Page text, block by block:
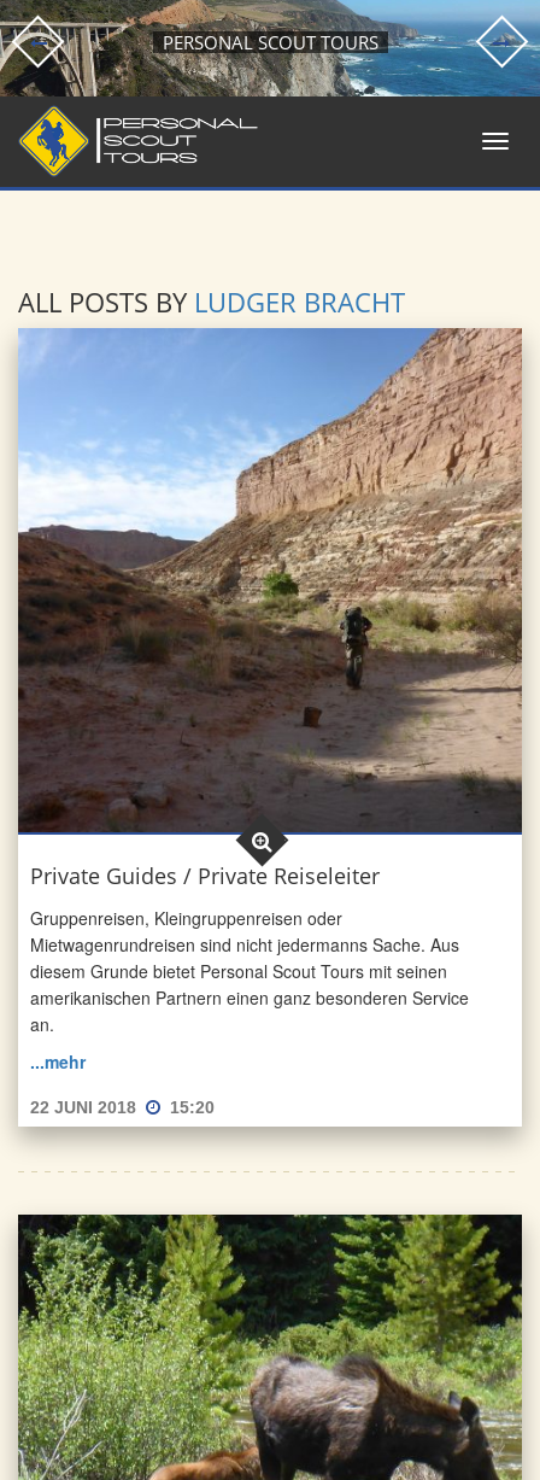
PERSONAL SCOUT TOURS
ALL POSTS BY LUDGER BRACHT
Private Guides / Private Reiseleiter
Gruppenreisen, Kleingruppenreisen oder
Mietwagenrundreisen sind nicht jedermanns Sache. Aus
diesem Grunde bietet Personal Scout Tours mit seinen
amerikanischen Partnern einen ganz besonderen Service
an.
...mehr
22 JUNI 2018 15:20